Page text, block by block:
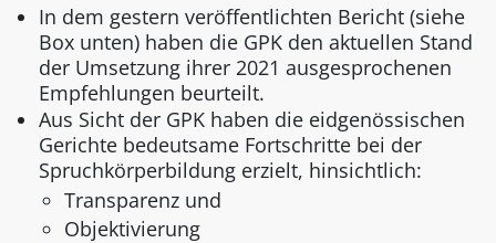
In dem gestern veröffentlichten Bericht (siehe
Box unten) haben die GPK den aktuellen Stand
der Umsetzung ihrer 2021 ausgesprochenen
Empfehlungen beurteilt.
Aus Sicht der GPK haben die eidgenössischen
Gerichte bedeutsame Fortschritte bei der
Spruchkörperbildung erzielt, hinsichtlich:
Transparenz und
Objektivierung